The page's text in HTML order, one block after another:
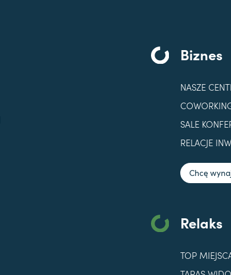
Biznes
NASZE
SALE
RELACJE
Chcę
Relaks
TOP